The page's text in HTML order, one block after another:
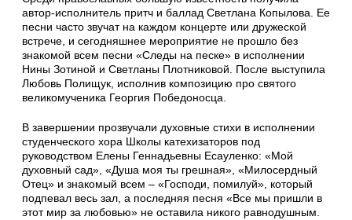
автор-исполнитель притч и баллад Светлана Копылова. Ее
песни часто звучат на каждом концерте или дружеской
встрече, и сегодняшнее мероприятие не прошло без
знакомой всем песни «Следы на песке» в исполнении
Нины Зотиной и Светланы Плотниковой. После выступила
Любовь Полищук, исполнив композицию про святого
великомученика Георгия Победоносца.
В завершении прозвучали духовные стихи в исполнении
студенческого хора Школы катехизаторов под
руководством Елены Геннадьевны Есауленко: «Мой
духовный сад», «Душа моя ты грешная», «Милосердный
Отец» и знакомый всем – «Господи, помилуй», который
подпевал весь зал, а последняя песня «Все мы пришли в
этот мир за любовью» не оставила никого равнодушным.